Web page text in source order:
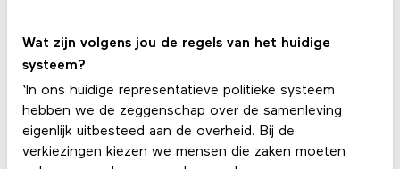
Wat zijn volgens jou de regels van het huidige
systeem?
‘In ons huidige representatieve politieke systeem
hebben we de zeggenschap over de samenleving
eigenlijk uitbesteed aan de overheid. Bij de
verkiezingen kiezen we mensen die zaken moeten